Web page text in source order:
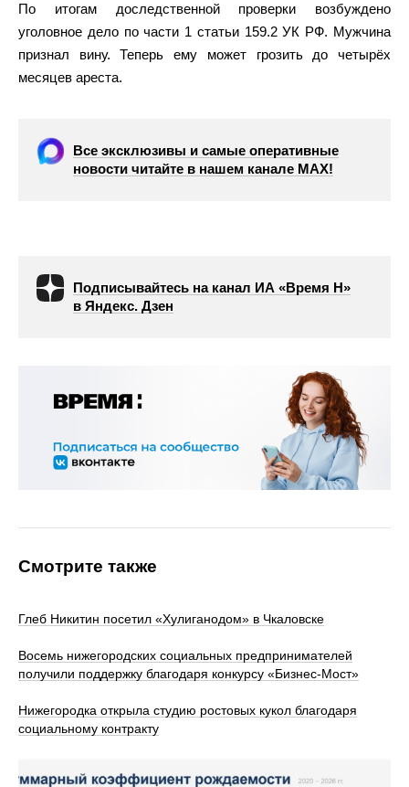
По итогам доследственной проверки возбуждено
уголовное дело по части 1 статьи 159.2 УК РФ. Мужчина
признал вину. Теперь ему может грозить до четырёх
месяцев ареста.
Все эксклюзивы и самые оперативные
новости читайте в нашем канале МАХ!
Подписывайтесь на канал ИА «Время Н»
в Яндекс. Дзен
Смотрите также
Глеб Никитин посетил «Хулиганодом» в Чкаловске
Восемь нижегородских социальных предпринимателей
получили поддержку благодаря конкурсу «Бизнес-Мост»
Нижегородка открыла студию ростовых кукол благодаря
социальному контракту